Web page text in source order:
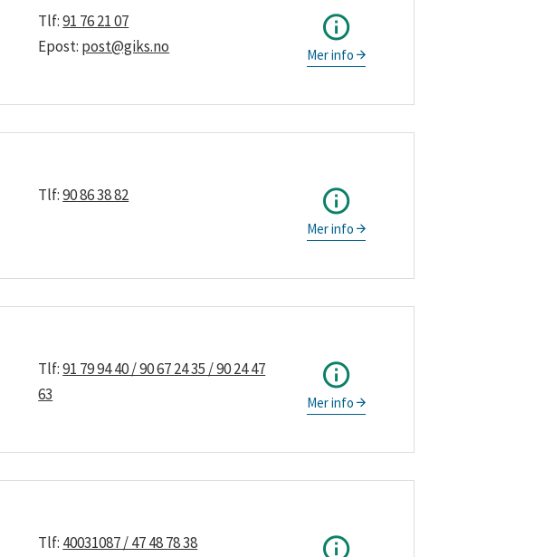
Tlf:91 76 21 07
Epost: post@giks.no Mer info
Tlf:90 86 38 82
Mer info
Tlf:91 79 94 40 / 90 67 24 35 / 90 24 47
63
Mer info
Tlf: 40031087 / 47 48 78 38